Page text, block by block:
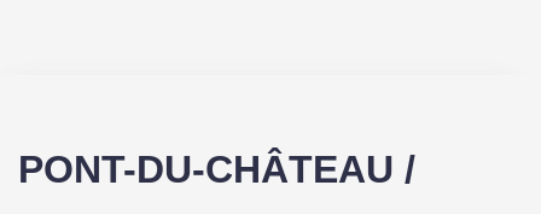
PONT-DU-CHÂTEAU /